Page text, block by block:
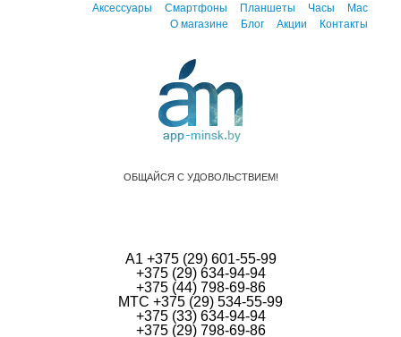
Аксессуары Смартфоны Планшеты Часы
Mac
О магазине
Блог Акции Контакты
ОБЩАЙСЯ С УДОВОЛЬСТВИЕМ!
А1 +375 (29) 601-55-99
+375 (29) 634-94-94
+375 (44) 798-69-86
МТС +375 (29) 534-55-99
+375 (33) 634-94-94
+375 (29) 798-69-86